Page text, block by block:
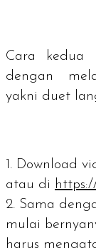
Cara kedua
dengan
yakni duet
Download
atau di
Sama
mulai
harus